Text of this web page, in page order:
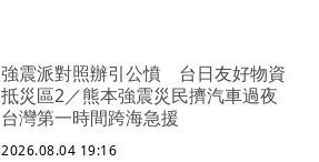
強震派對照辦引公憤 台日友好物資
抵災區2／熊本強震災民擠汽車過夜
台灣第一時間跨海急援
2026.08.04 19:16